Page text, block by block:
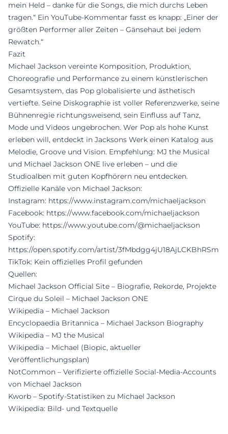
mein Held – danke für die Songs, die mich durchs Leben
tragen.“ Ein YouTube-Kommentar fasst es knapp: „Einer der
größten Performer aller Zeiten – Gänsehaut bei jedem
Rewatch.“
Fazit
Michael Jackson vereinte Komposition, Produktion,
Choreografie und Performance zu einem künstlerischen
Gesamtsystem, das Pop globalisierte und ästhetisch
vertiefte. Seine Diskographie ist voller Referenzwerke, seine
Bühnenregie richtungsweisend, sein Einfluss auf Tanz,
Mode und Videos ungebrochen. Wer Pop als hohe Kunst
erleben will, entdeckt in Jacksons Werk einen Katalog aus
Melodie, Groove und Vision. Empfehlung: MJ the Musical
und Michael Jackson ONE live erleben – und die
Studioalben mit guten Kopfhörern neu entdecken.
Offizielle Kanäle von Michael Jackson:
Instagram: https://www.instagram.com/michaeljackson
Facebook: https://www.facebook.com/michaeljackson
YouTube: https://www.youtube.com/@michaeljackson
Spotify:
https://open.spotify.com/artist/3fMbdgg4jU18AjLCKBhRSm
TikTok: Kein offizielles Profil gefunden
Quellen:
Michael Jackson Official Site – Biografie, Rekorde, Projekte
Cirque du Soleil – Michael Jackson ONE
Wikipedia – Michael Jackson
Encyclopaedia Britannica – Michael Jackson Biography
Wikipedia – MJ the Musical
Wikipedia – Michael (Biopic, aktueller
Veröffentlichungsplan)
NotCommon – Verifizierte offizielle Social-Media-Accounts
von Michael Jackson
Kworb – Spotify-Statistiken zu Michael Jackson
Wikipedia: Bild- und Textquelle